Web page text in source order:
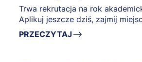
Trwa rekrutacja na rok
Aplikuj jeszcze dziś, zajmij
wybranym kierunku i zacznij
październiku!
PRZECZYTAJ